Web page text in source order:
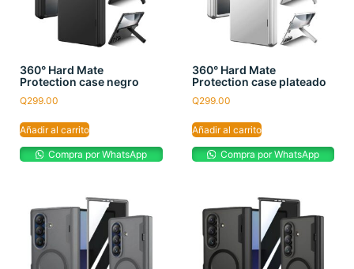
360° Hard Mate
Protection case negro
Q299.00
Añadir al carrito
Compra por WhatsApp
360° Hard Mate
Protection case plateado
Q299.00
Añadir al carrito
Compra por WhatsApp